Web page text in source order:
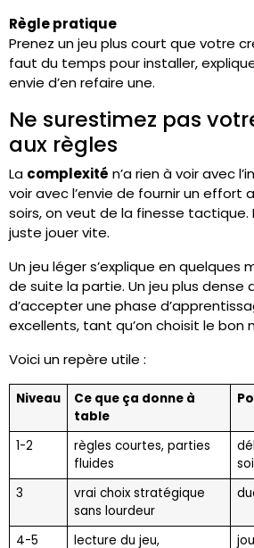
Règle pratique
Prenez un jeu plus court que votre
faut du temps pour installer,
envie d’en refaire une.
Ne surestimez pas
aux règles
La complexité n’a rien à voir avec
voir avec l’envie de fournir un effort
soirs, on veut de la finesse tactique.
juste jouer vite.
Un jeu léger s’explique en
de suite la partie. Un jeu plus dense
d’accepter une phase
excellents, tant qu’on choisit le bon
Voici un repère utile :
Niveau
Ce que ça donne à
table
1-2
règles courtes, parties
fluides
3
vrai choix stratégique
sans lourdeur
4-5 lecture du jeu,